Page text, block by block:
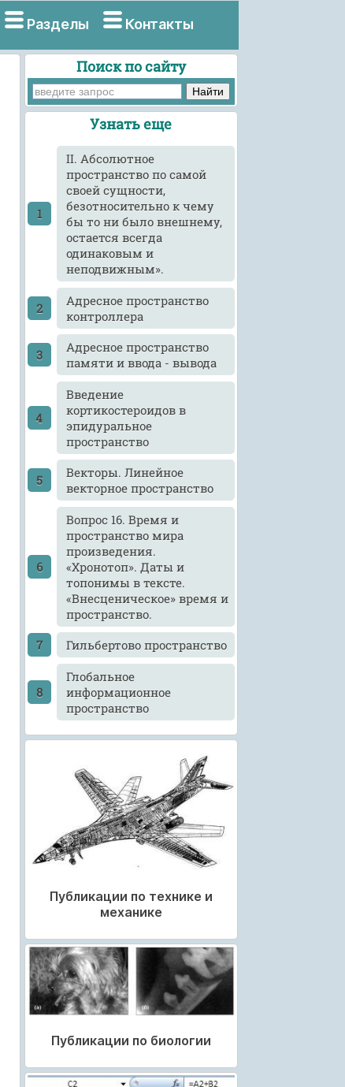
Разделы Контакты
Поиск по сайту
Узнать еще
II. Абсолютное
пространство по самой
своей сущности,
безотносительно к чему
бы то ни было внешнему,
остается всегда
одинаковым и
неподвижным».
Адресное пространство
контроллера
Адресное пространство
памяти и ввода - вывода
Введение
кортикостероидов в
эпидуральное
пространство
Векторы. Линейное
векторное пространство
Вопрос 16. Время и
пространство мира
произведения.
«Хронотоп». Даты и
топонимы в тексте.
«Внесценическое» время и
пространство.
Гильбертово пространство
Глобальное
информационное
пространство
Публикации по технике и
механике
Публикации по биологии